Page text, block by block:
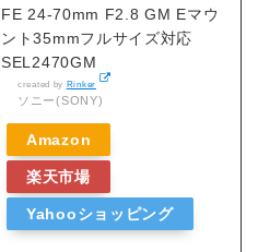
FE 24-70mm F2.8 GM Eマウ
ント35mmフルサイズ対応
SEL2470GM
created by Rinker
ソニー(SONY)
Amazon
楽天市場
Yahooショッピング